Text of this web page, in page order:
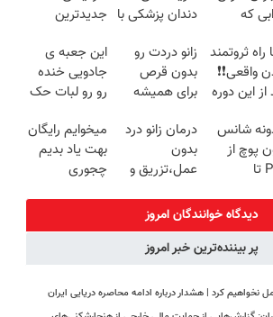
که
رایگان
دندان پزشکی با
کننده خانگی
جدیدترین
سبک و مقاوم |
پرداخت قسطی
راه ثروتمند
واقعی❗❗
از این دوره
در بیار😍
زانو دردت رو
بدون قرص
برای همیشه
اول،
پرسش‌نامه)
این جعبه ی
جادویی خنده
رو رو لبات حک
خرید40%تخفیف
شانس
پوچ از
PS5 تا
🔥
درمان زانو درد
بدون
عمل،تزریق و
(◂پرسش‌نامه)
میخوایم رایگان
بهت یاد بدیم
چجوری
مجانیه
دیدگاه خوانندگان امروز
پر بیننده‌ترین خبر امروز
نخواهیم کرد | هشدار درباره ادامه محاصره دریایی ایران